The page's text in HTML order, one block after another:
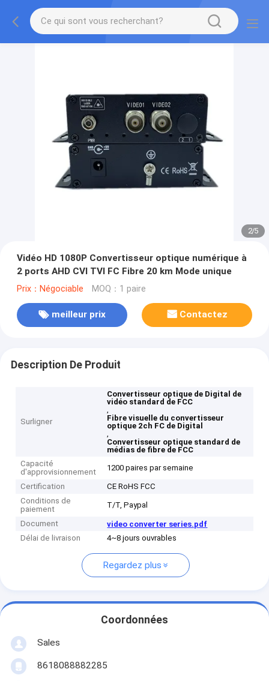
2/5
Vidéo HD 1080P Convertisseur optique numérique à
2 ports AHD CVI TVI FC Fibre 20 km Mode unique
Prix：Négociable MOQ：1 paire
meilleur prix Contactez
Description De Produit
Surligner
Convertisseur optique de Digital de
vidéo standard de FCC
,
Fibre visuelle du convertisseur
optique 2ch FC de Digital
,
Convertisseur optique standard de
médias de fibre de FCC
Capacité
d'approvisionnement
1200 paires par semaine
Certification
CE RoHS FCC
Conditions de
paiement
T/T, Paypal
Document
video converter series.pdf
Délai de livraison
4~8 jours ouvrables
Regardez plus
Coordonnées
Sales
8618088882285